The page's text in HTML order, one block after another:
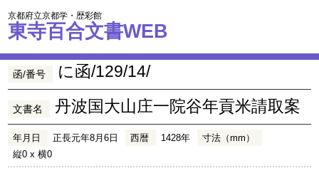
京都府立京都学・歴彩館
東寺百合文書WEB
函/番号 に函/129/14/
文書名 丹波国大山庄一院谷年貢米請取案
年月日 正長元年8月6日 西暦 1428年
寸法（mm）
縦0 x 横0